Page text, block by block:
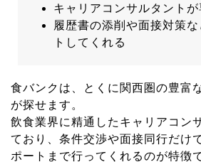
キャリアコンサルタントが
履歴書の添削や面接対策
トしてくれる
食バンクは、とくに関西圏の豊富
が探せます。
飲食業界に精通したキャリアコン
ており、条件交渉や面接同行だけ
ポートまで行ってくれるのが特徴